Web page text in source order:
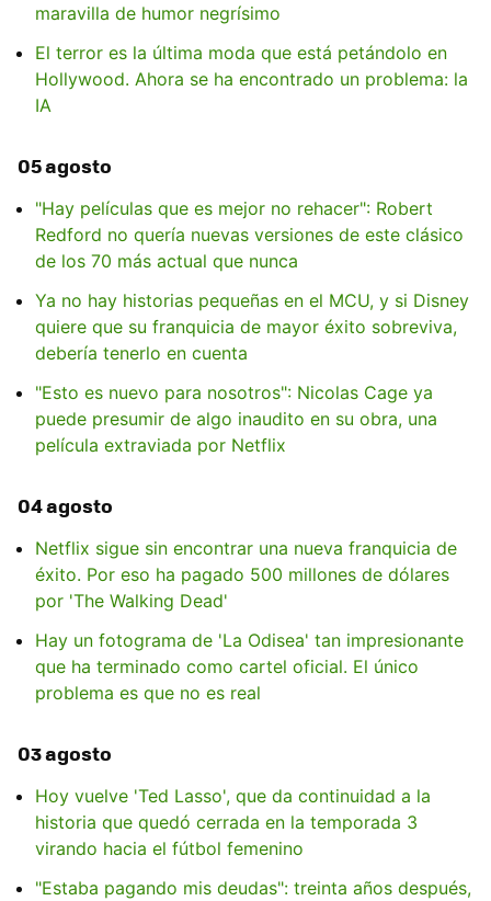
maravilla de humor negrísimo
El terror es la última moda que está petándolo en
Hollywood. Ahora se ha encontrado un problema: la
IA
05 agosto
"Hay películas que es mejor no rehacer": Robert
Redford no quería nuevas versiones de este clásico
de los 70 más actual que nunca
Ya no hay historias pequeñas en el MCU, y si Disney
quiere que su franquicia de mayor éxito sobreviva,
debería tenerlo en cuenta
"Esto es nuevo para nosotros": Nicolas Cage ya
puede presumir de algo inaudito en su obra, una
película extraviada por Netflix
04 agosto
Netflix sigue sin encontrar una nueva franquicia de
éxito. Por eso ha pagado 500 millones de dólares
por 'The Walking Dead'
Hay un fotograma de 'La Odisea' tan impresionante
que ha terminado como cartel oficial. El único
problema es que no es real
03 agosto
Hoy vuelve 'Ted Lasso', que da continuidad a la
historia que quedó cerrada en la temporada 3
virando hacia el fútbol femenino
"Estaba pagando mis deudas": treinta años después,